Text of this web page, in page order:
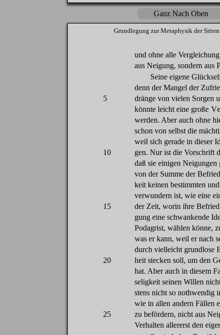
Ganz Nach Oben
Grundlegung zurMetaphysik der Sitten
und ohne alle Vergleichung
aus Neigung, sondern aus
Seine eigene
denn der Mangel der
5
dränge von vielen Sorgen
könnte leicht eine große
werden. Aber auch ohne
schon von selbst die
weil sich gerade in dieser
10
gen. Nuristdie Vorschrift
daß sie einigen Neigungen
von der Summe der
keitkeinen bestimmten
verwundern ist, wie eine
15
der Zeit, worin ihre
gung eine schwankende
Podagrist, wählen könne,
was erkann, weil ernach
durch vielleicht grundlose
20
heitstecken soll, um den
hat. Aber auch in diesem
seligkeit seinen Willen
stens nicht so nothwendig
wie in allen andern Fällen
25
zu befördern, nicht aus
Verhalten allererst den